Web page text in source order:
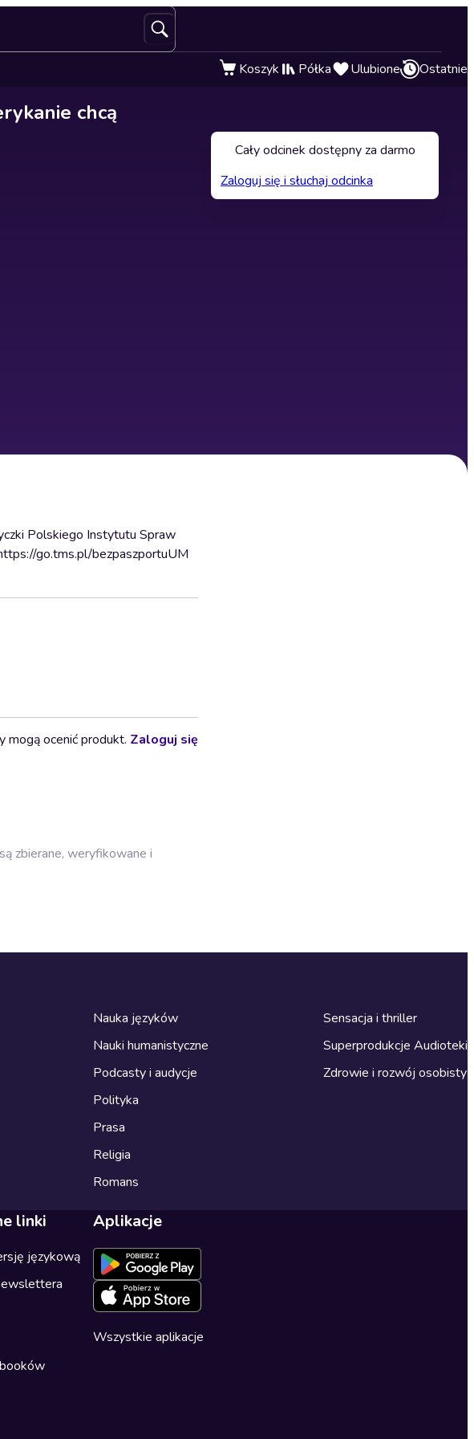
Koszyk Półka Ulubione Ostatnie
chcą
Polskiego Instytutu Spraw
go.tms.pl/bezpaszportuUM
mogą ocenić produkt. Zaloguj się
zbierane, weryfikowane i
Cały odcinek dostępny za darmo
Zaloguj się i słuchaj odcinka
Nauka języków
Nauki humanistyczne
Podcasty i audycje
Polityka
Prasa
Religia
Romans
Sensacja i thriller
Superprodukcje Audioteki
Zdrowie i rozwój osobisty
linki
językową
Aplikacje
Wszystkie aplikacje